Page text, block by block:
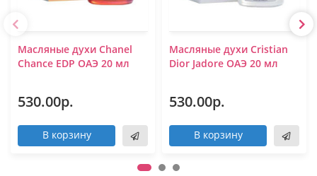
Масляные духи Chanel
Chance EDP ОАЭ 20 мл
530.00р.
В корзину
Масляные духи Cristian
Dior Jadore ОАЭ 20 мл
530.00р.
В корзину